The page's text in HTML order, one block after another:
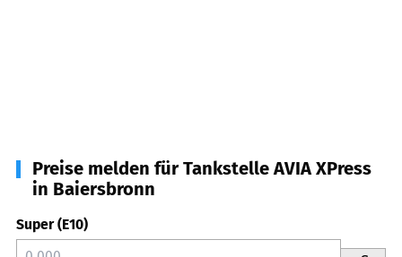
Preise melden für Tankstelle AVIA XPress
in Baiersbronn
Super (E10)